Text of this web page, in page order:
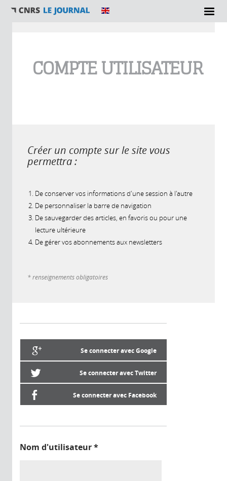
COMPTE UTILISATEUR
Créer un compte sur le site vous
permettra :
De conserver vos informations d'une session à l'autre
De personnaliser la barre de navigation
De sauvegarder des articles, en favoris ou pour une
lecture ultérieure
De gérer vos abonnements aux newsletters
* renseignements obligatoires
Se connecter avec Google
Se connecter avec Twitter
Se connecter avec Facebook
Nom d'utilisateur*